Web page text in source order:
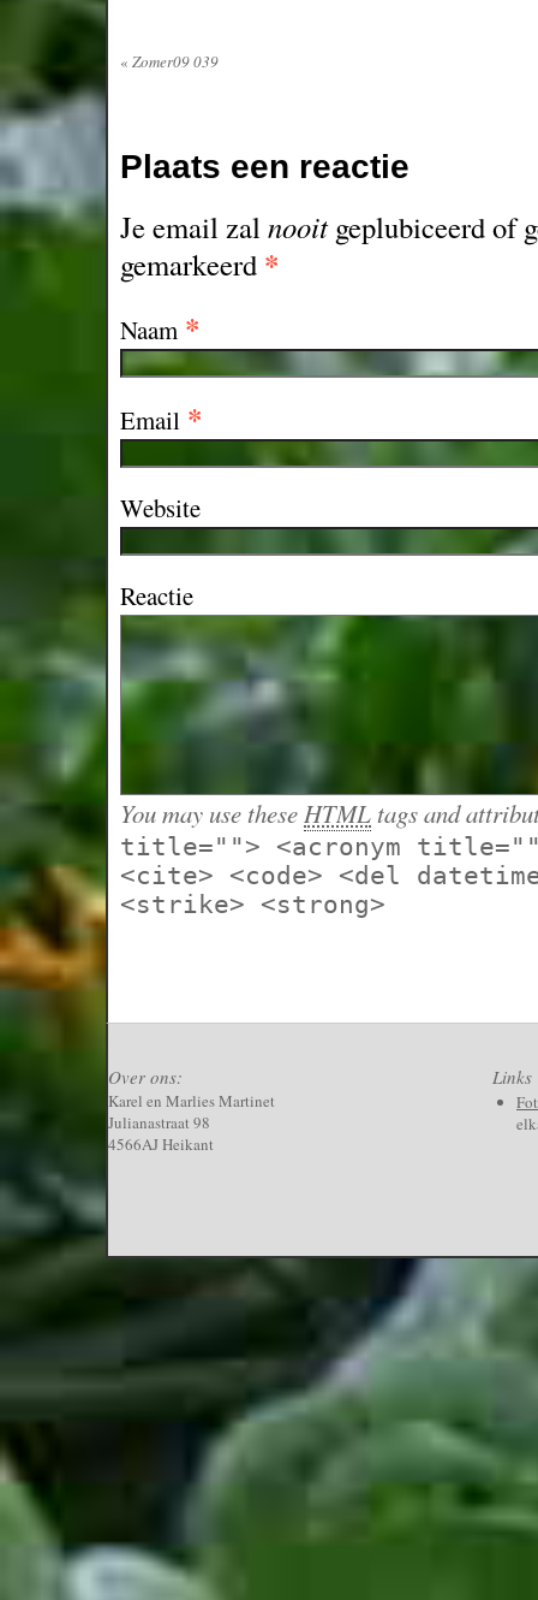
« Zomer09 039
Plaats een reactie
Je email zalnooitgeplubiceerd of
gemarkeerd *
Naam *
Email *
Website
Reactie
You may use theseHTML tags and
title=""> <acronym
<cite> <code> <del
<strike> <strong>
Over ons:
Karel en Marlies Martinet
Julianastraat 98
4566AJ Heikant
Links